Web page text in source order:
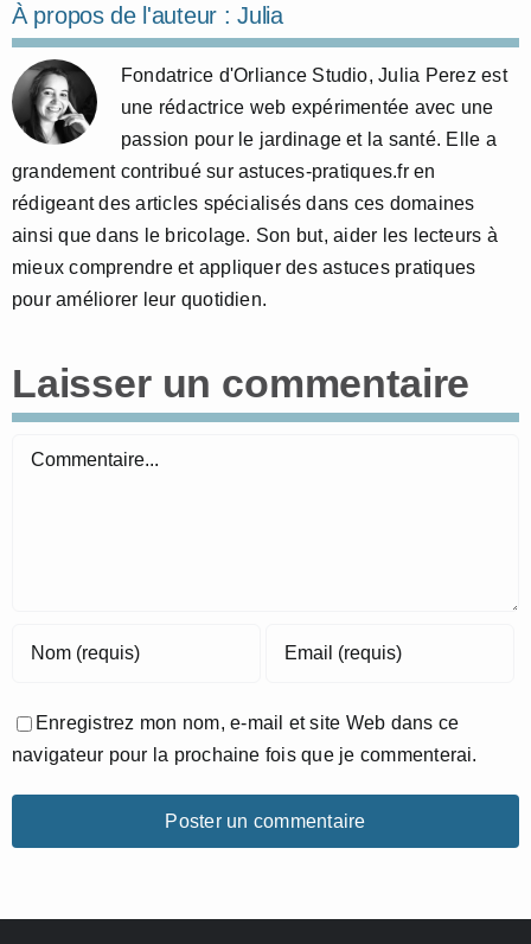
À propos de l'auteur :Julia
Fondatrice d'Orliance Studio, Julia Perez est
une rédactrice web expérimentée avec une
passion pour le jardinage et la santé. Elle a
grandement contribué sur astuces-pratiques.fr en
rédigeant des articles spécialisés dans ces domaines
ainsi que dans le bricolage. Son but, aider les lecteurs à
mieux comprendre et appliquer des astuces pratiques
pour améliorer leur quotidien.
Laisser un commentaire
Commentaire
Enregistrez mon nom, e-mail et site Web dans ce
navigateur pour la prochaine fois que je commenterai.